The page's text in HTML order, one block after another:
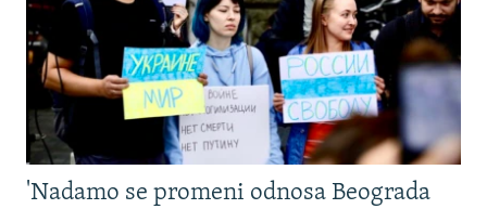
'Nadamo se promeni odnosa Beograda